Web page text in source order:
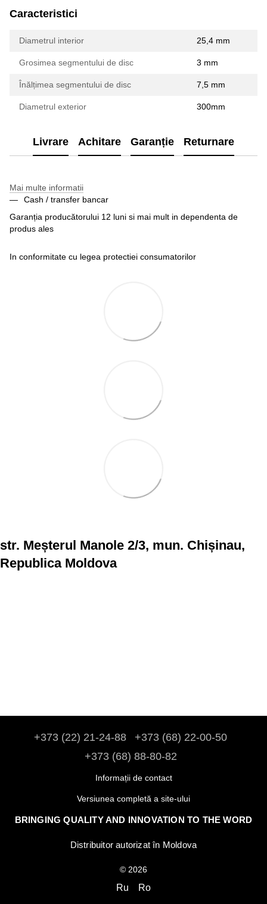
Caracteristici
Diametrul interior 25,4 mm
Grosimea segmentului de disc 3 mm
Înălțimea segmentului de disc 7,5 mm
Diametrul exterior 300mm
Livrare Achitare Garanție Returnare
Mai multe informatii
Cash / transfer bancar
Garanția producătorului 12 luni si mai mult in dependenta de
produs ales
In conformitate cu legea protectiei consumatorilor
str. Meșterul Manole 2/3, mun. Chișinau,
Republica Moldova
+373 (22) 21-24-88
+373 (68) 22-00-50
+373 (68) 88-80-82
Informații de contact
Versiunea completă a site-ului
BRINGING QUALITY AND INNOVATION TO THE WORD
Distribuitor autorizat în Moldova
© 2026
Ru Ro